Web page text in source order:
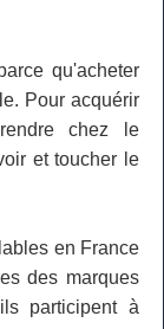
qu'acheter
Pour acquérir
chez le
et toucher le
en France
des marques
participent à